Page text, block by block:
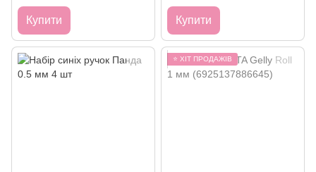
Купити Купити
⭐ ХІТ ПРОДАЖІВ